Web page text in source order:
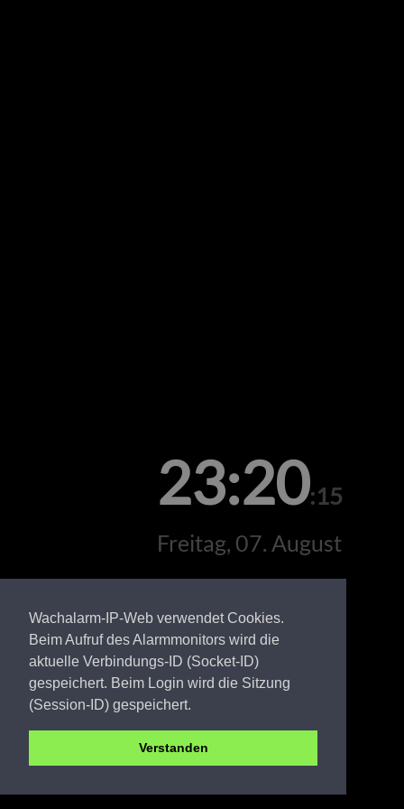
Wachalarm-IP-Web verwendet Cookies.
Beim Aufruf des Alarmmonitors wird die
aktuelle Verbindungs-ID (Socket-ID)
gespeichert. Beim Login wird die Sitzung
(Session-ID) gespeichert.
Verstanden
23:20:15
Freitag, 07. August
LDS FW Pretschen